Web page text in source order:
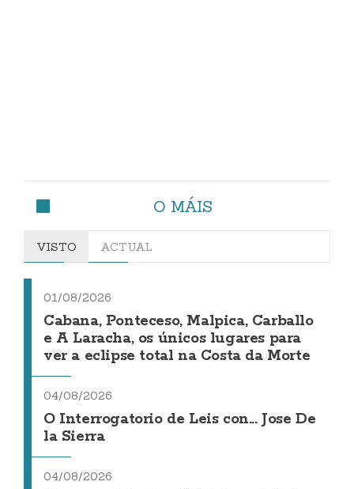
O MÁIS
VISTO ACTUAL
01/08/2026
Cabana, Ponteceso, Malpica, Carballo
e A Laracha, os únicos lugares para
ver a eclipse total na Costa da Morte
04/08/2026
O Interrogatorio de Leis con... Jose De
la Sierra
04/08/2026